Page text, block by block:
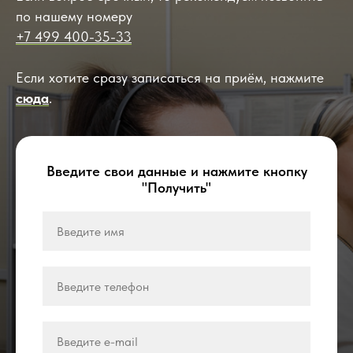
по нашему номеру
+7 499 400-35-33
Если хотите сразу записаться на приём, нажмите
сюда.
Введите свои данные и нажмите кнопку
"Получить"